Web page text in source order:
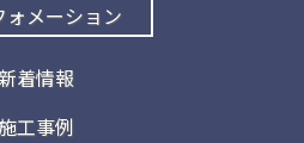
ォメーション
着情報
工事例